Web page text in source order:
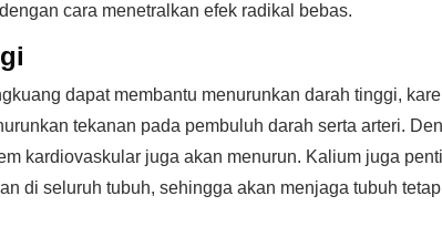
cara menetralkan efek radikal bebas.
dapat membantu menurunkan darah tinggi,
tekanan pada pembuluh darah serta arteri.
kardiovaskular juga akan menurun. Kalium juga
di seluruh tubuh, sehingga akan menjaga tubuh